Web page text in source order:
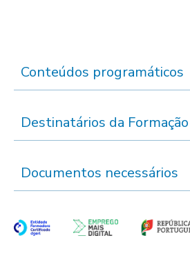
Conteúdos programáticos
Destinatários da Formação
Documentos necessários